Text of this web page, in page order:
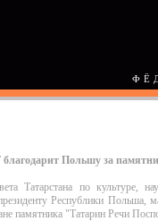
Польшу за
Татарстана по культуре,
Республики Польша,
памятника "Татарин Речи